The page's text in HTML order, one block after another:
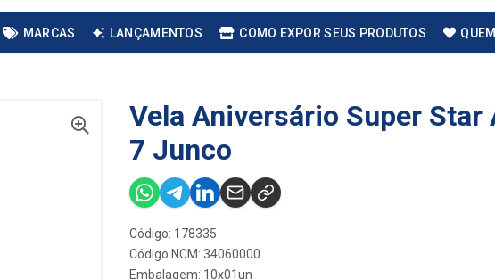
MARCAS LANÇAMENTOS COMO EXPOR SEUS PRODUTOS
Vela Aniversário Super Star
7 Junco
Código: 178335
Código NCM: 34060000
Embalagem: 10x01un